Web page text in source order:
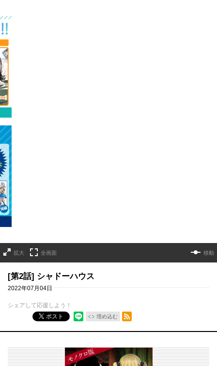
拡大 全画面 移動
[第2話] シャドーハウス
2022年07月04日
シェアして応援しよう！
ポスト
埋め込む
RSSフィード